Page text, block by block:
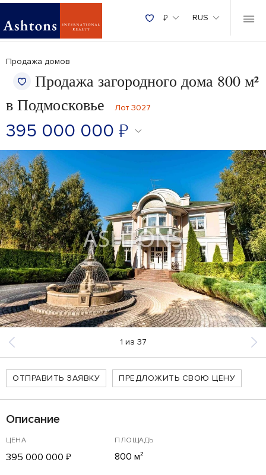
₽ RUS
Продажа домов
Продажа загородного дома 800 м²
в Подмосковье
Лот 3027
395 000 000 ₽
1 из 37
ОТПРАВИТЬ ЗАЯВКУ ПРЕДЛОЖИТЬ СВОЮ ЦЕНУ
Описание
ЦЕНА
395 000 000 ₽
ПЛОЩАДЬ
800 м²